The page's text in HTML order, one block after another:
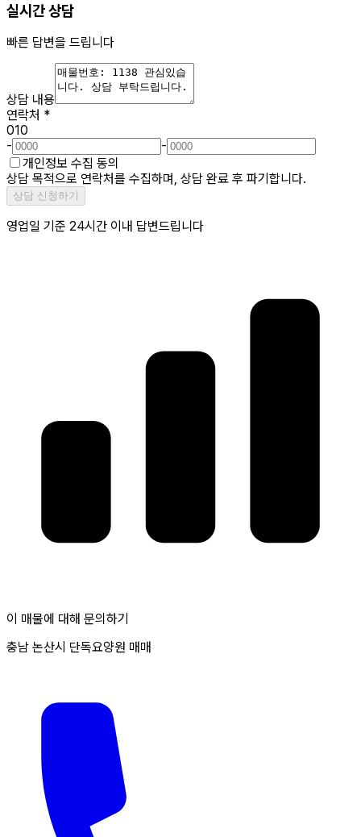
실시간 상담
빠른 답변을 드립니다
상담 내용
연락처 *
010
-
-
개인정보 수집 동의
상담 목적으로 연락처를 수집하며, 상담 완료 후 파기합니다.
상담 신청하기
영업일 기준 24시간 이내 답변드립니다
이 매물에 대해 문의하기
충남 논산시 단독요양원 매매